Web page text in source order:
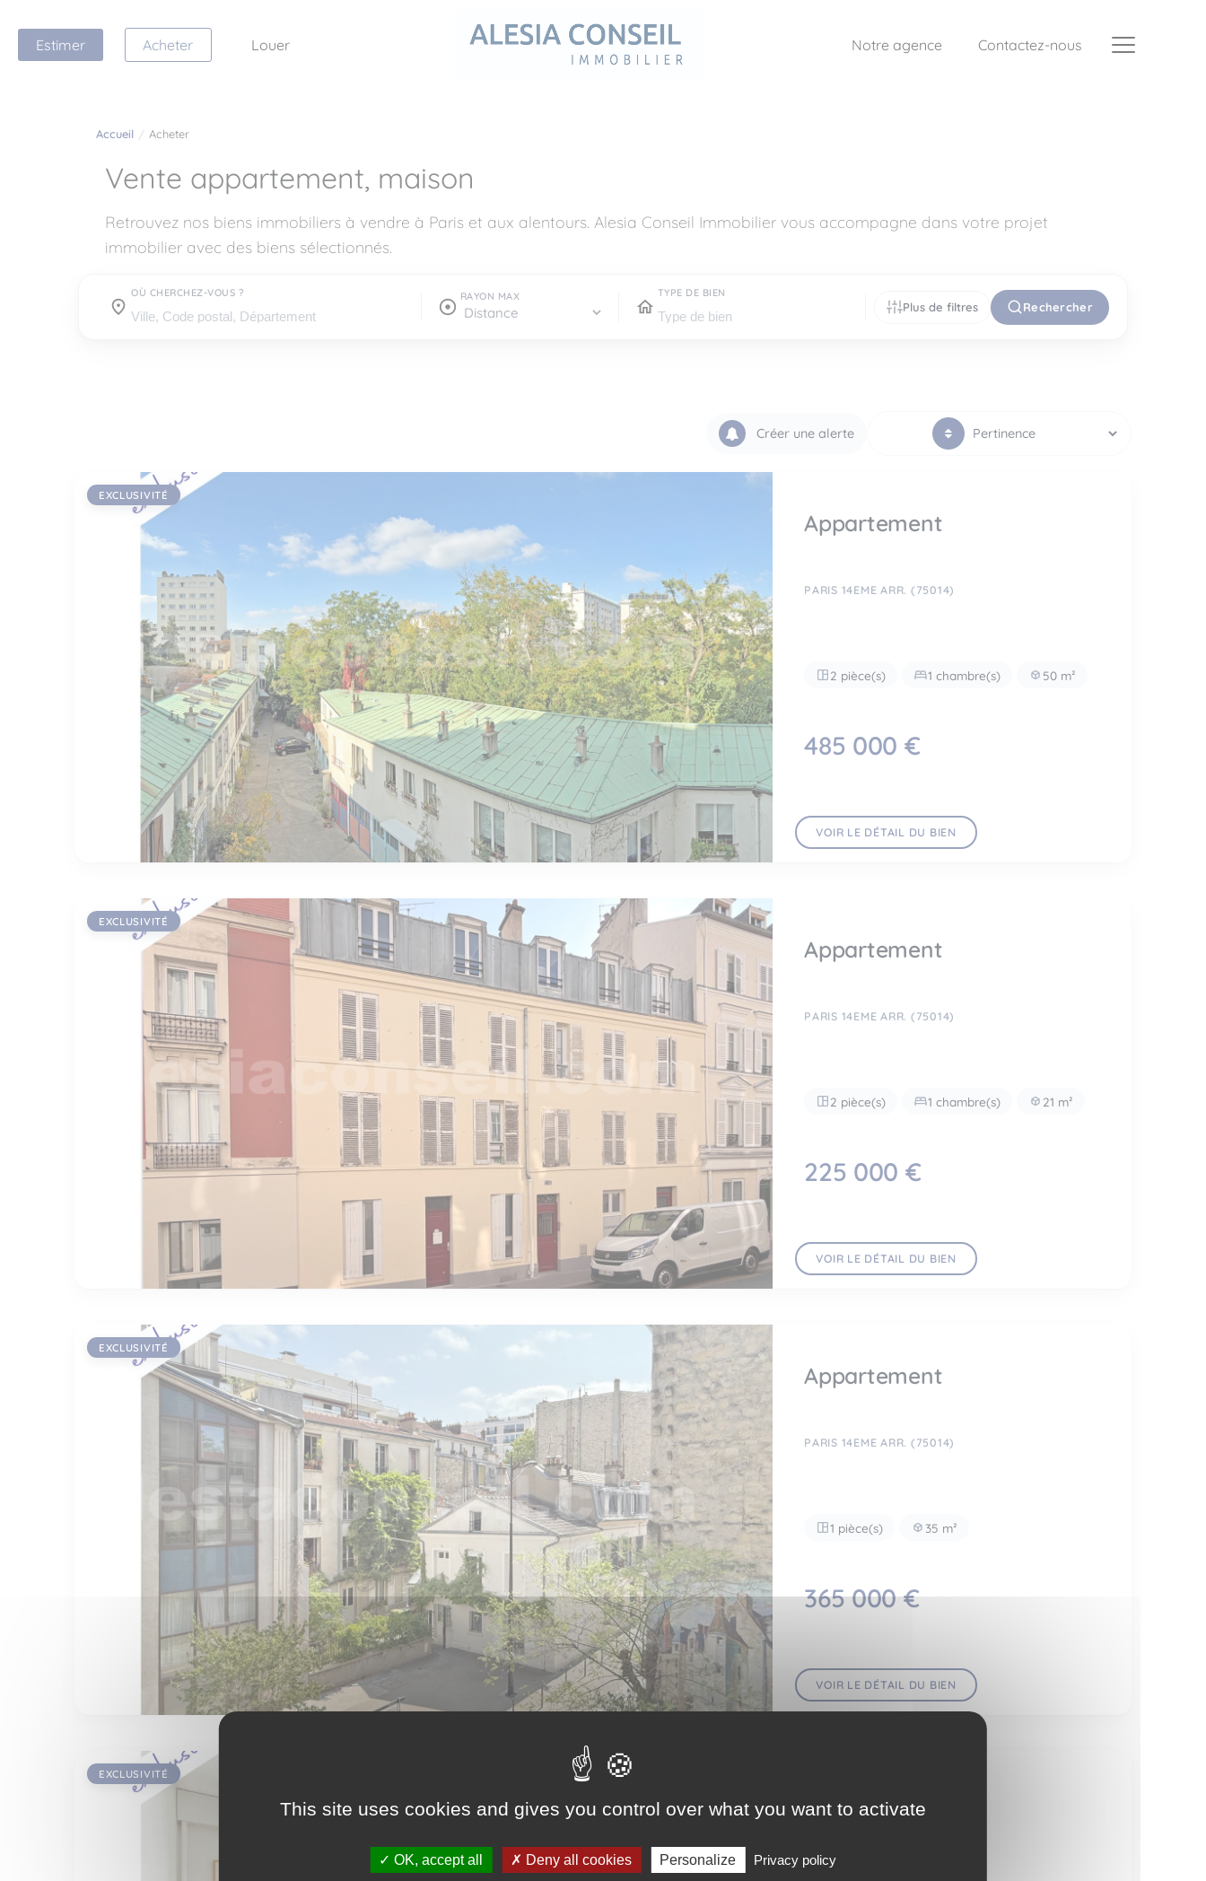
Estimer Acheter Louer Notre agence Contactez-nous
Accueil Acheter
Vente appartement, maison
Retrouvez nos biens immobiliers à vendre à Paris et aux alentours. Alesia Conseil Immobilier vous accompagne dans votre projet
immobilier avec des biens sélectionnés.
OÙ CHERCHEZ-VOUS ?
Où cherchez-vous ?
RAYON MAX TYPE DE BIEN
Plus de filtres Rechercher
Créer une alerte
EXCLUSIVITÉ
Appartement
PARIS 14EME ARR. (75014)
2 pièce(s) 1 chambre(s) 50 m²
485 000 €
VOIR LE DÉTAIL DU BIEN
EXCLUSIVITÉ
Appartement
PARIS 14EME ARR. (75014)
2 pièce(s) 1 chambre(s) 21 m²
225 000 €
VOIR LE DÉTAIL DU BIEN
EXCLUSIVITÉ
Appartement
PARIS 14EME ARR. (75014)
1 pièce(s) 35 m²
365 000 €
VOIR LE DÉTAIL DU BIEN
EXCLUSIVITÉ
Appartement
PARIS 14EME ARR. (75014)
This site uses cookies and gives you control over what you want to activate
OK, accept all Deny all cookies Personalize Privacy policy